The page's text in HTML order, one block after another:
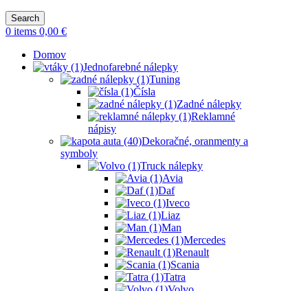
Search
0 items 0,00 €
Domov
Jednofarebné nálepky
Tuning
Čísla
Zadné nálepky
Reklamné
nápisy
Dekoračné, oranmenty a
symboly
Truck nálepky
Avia
Daf
Iveco
Liaz
Man
Mercedes
Renault
Scania
Tatra